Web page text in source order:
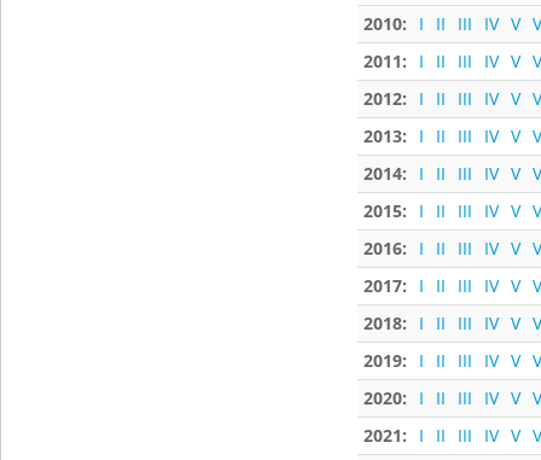
2010:
I II III IV V
2011:
I II III IV V
2012:
I II III IV V
2013:
I II III IV V
2014:
I II III IV V
2015:
I II III IV V
2016:
I II III IV V
2017:
I II III IV V
2018:
I II III IV V
2019:
I II III IV V
2020:
I II III IV V
2021:
I II III IV V